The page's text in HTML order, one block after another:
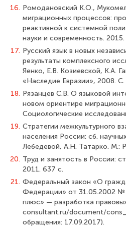
16. Ромодановский К.О.,
миграционных процес­сов:
реактивной к системной
науки и современность.
17. Русский язык в новых
результаты комплексно­го
Яенко, Е.В. Козиевской, К.А.
«Наследие Евразии», 2008.
18. Рязанцев С.В. О языковой
новом ориентире
Социологические
19. Стратегии межкультурного
населения России: сб.
Лебедевой, А.Н. Татарко. М.:
20. Труд и занятость в России:
2011. 637 с.
21. Федеральный закон «О
Федерации» от 31.05.2002
плюс» — разработка
consultant.ru/document/
обращения: 17.09.2017).